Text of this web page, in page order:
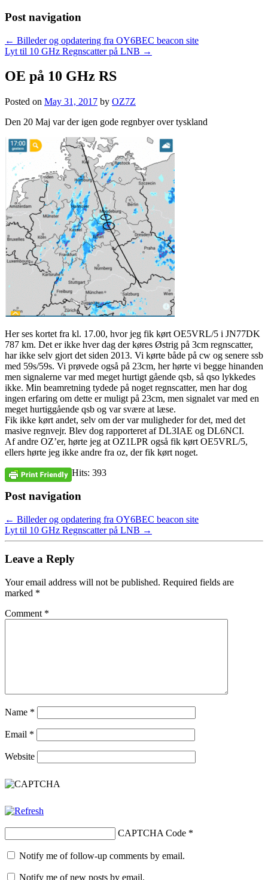
Post navigation
← Billeder og opdatering fra OY6BEC beacon site
Lyt til 10 GHz Regnscatter på LNB →
OE på 10 GHz RS
Posted on May 31, 2017 by OZ7Z
Den 20 Maj var der igen gode regnbyer over tyskland
Her ses kortet fra kl. 17.00, hvor jeg fik kørt OE5VRL/5 i JN77DK
787 km. Det er ikke hver dag der køres Østrig på 3cm regnscatter,
har ikke selv gjort det siden 2013. Vi kørte både på cw og senere ssb
med 59s/59s. Vi prøvede også på 23cm, her hørte vi begge hinanden
men signalerne var med meget hurtigt gående qsb, så qso lykkedes
ikke. Min beamretning tydede på noget regnscatter, men har dog
ingen erfaring om dette er muligt på 23cm, men signalet var med en
meget hurtiggående qsb og var svære at læse.
Fik ikke kørt andet, selv om der var muligheder for det, med det
masive regnvejr. Blev dog rapporteret af DL3IAE og DL6NCI.
Af andre OZ’er, hørte jeg at OZ1LPR også fik kørt OE5VRL/5,
ellers hørte jeg ikke andre fra oz, der fik kørt noget.
Hits: 393
Post navigation
← Billeder og opdatering fra OY6BEC beacon site
Lyt til 10 GHz Regnscatter på LNB →
Leave a Reply
Your email address will not be published. Required fields are
marked *
Comment *
Name *
Email *
Website
CAPTCHA Code *
Notify me of follow-up comments by email.
Notify me of new posts by email.